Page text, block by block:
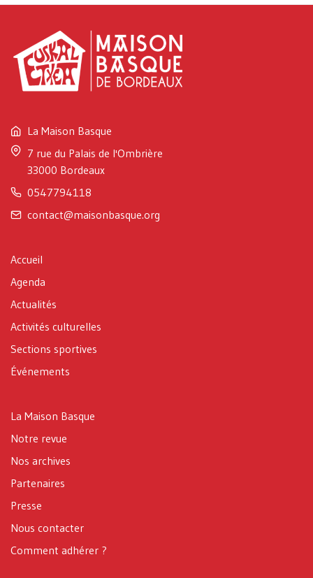
La Maison Basque
7 rue du Palais de l'Ombrière
33000 Bordeaux
0547794118
contact@maisonbasque.org
Accueil
Agenda
Actualités
Activités culturelles
Sections sportives
Événements
La Maison Basque
Notre revue
Nos archives
Partenaires
Presse
Nous contacter
Comment adhérer ?